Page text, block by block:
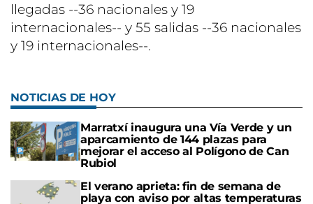
llegadas --36 nacionales y 19
internacionales-- y 55 salidas --36 nacionales
y 19 internacionales--.
NOTICIAS DE HOY
Marratxí inaugura una Vía Verde y un
aparcamiento de 144 plazas para
mejorar el acceso al Polígono de Can
Rubiol
El verano aprieta: fin de semana de
playa con aviso por altas temperaturas